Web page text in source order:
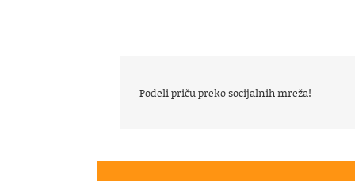
Podeli priču preko socijalnih mreža!